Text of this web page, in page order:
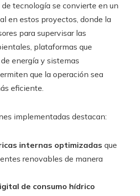
tecnología se convierte en un
en estos proyectos, donde la
para supervisar las
plataformas que
energía y sistemas
que la operación sea
eficiente.
implementadas destacan:
internas optimizadas que
renovables de manera
de consumo hídrico